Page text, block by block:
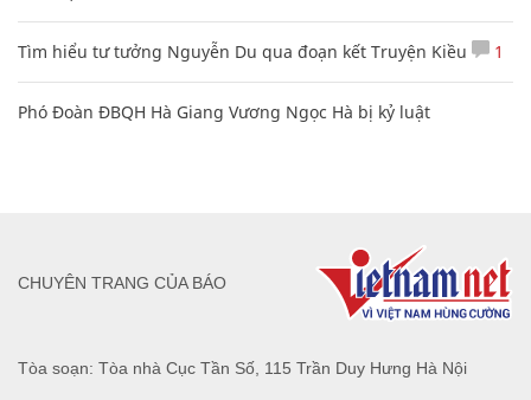
Tìm hiểu tư tưởng Nguyễn Du qua đoạn kết Truyện Kiều 1
Phó Đoàn ĐBQH Hà Giang Vương Ngọc Hà bị kỷ luật
Tòa soạn: Tòa nhà Cục Tần Số, 115 Trần Duy Hưng Hà Nội
CHUYÊN TRANG CỦA BÁO